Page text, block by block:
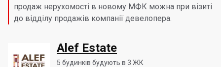
продаж нерухомості в новому МФК можна при візиті
до відділу продажів компанії девелопера.
Alef Estate
5 будинків будують в 3 ЖК